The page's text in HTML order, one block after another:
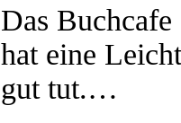
Das
hat eine
gut tut.…